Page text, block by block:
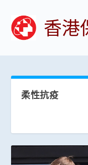
香港
柔性抗疫